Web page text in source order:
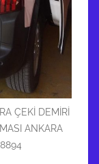
ÇEKİ DEMİRİ
ANKARA